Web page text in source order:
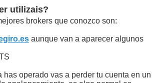
utilizais?
brokers que conozco son:
aunque van a aparecer algunos
has operado vas a perder tu cuenta en un